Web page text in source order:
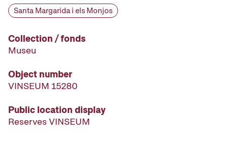
Santa Margarida i els Monjos
Collection / fonds
Museu
Object number
VINSEUM 15280
Public location display
Reserves VINSEUM